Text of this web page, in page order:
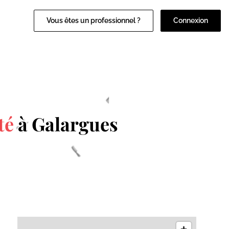
Vous êtes un professionnel ? Connexion
à Galargues